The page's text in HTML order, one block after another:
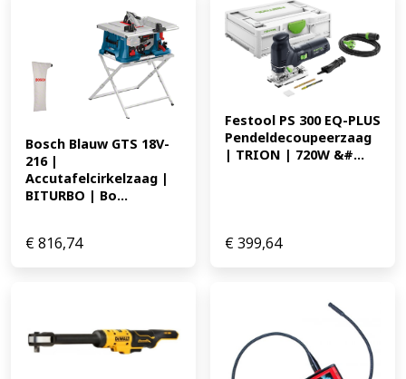
Nm * Aantal versnellingen (snelheid): 3 versnellingen *
Gereedschapslengte: 175 mm * Gewicht: 1,6 kg
Standaard Meegeleverd * Geleverd zonder accu's en
lader * In TSTAK koffer EAN: 5035048743621 282.96
Bosch Blauw GTS 18V-
216 |
Accutafelcirkelzaag |
BITURBO | Bo...
€816,74
Festool PS 300 EQ-PLUS
Pendeldecoupeerzaag
| TRION | 720W &#...
€399,64